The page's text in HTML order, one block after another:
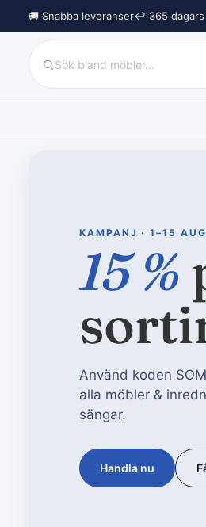
🚚 Snabba leveranser↩︎ 365
KAMPANJ · 1–15
15 %
Använd koden
alla möbler &
sängar.
Handla nu